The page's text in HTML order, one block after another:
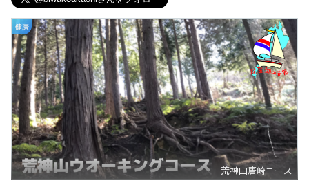
健康
荒神山唐崎コース